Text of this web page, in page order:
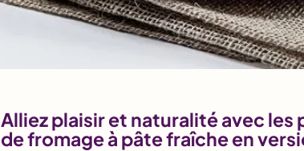
Alliez plaisir et naturalité avec les
de fromage à pâte fraîche en